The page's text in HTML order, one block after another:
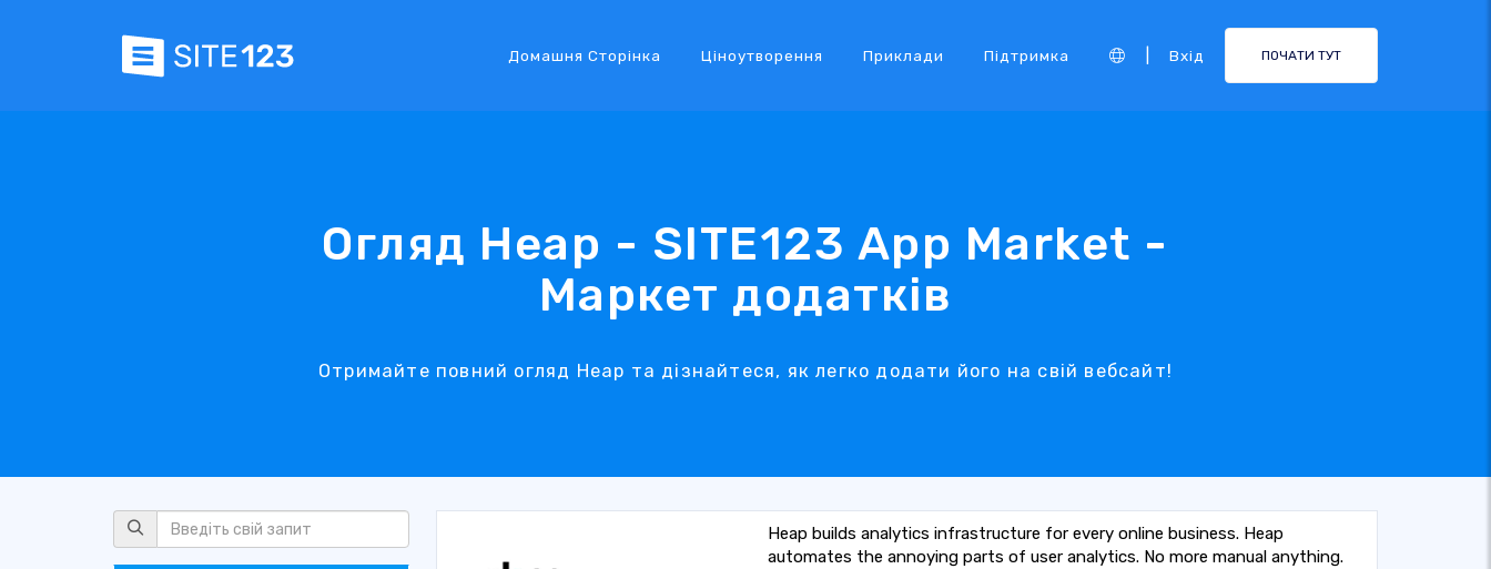
Домашня Сторінка Ціноутворення Приклади Підтримка Вхід ПОЧАТИ ТУТ
Огляд Heap - SITE123 App Market -
Маркет додатків
Отримайте повний огляд Heap та дізнайтеся, як легко додати його на свій вебсайт!
Heap builds analytics infrastructure for every online business. Heap
automates the annoying parts of user analytics. No more manual anything.